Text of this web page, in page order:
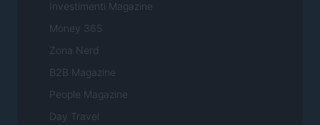
Investimenti Magazine
Money 365
Zona Nerd
B2B Magazine
People Magazine
Day Travel